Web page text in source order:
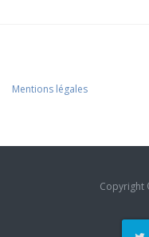
Mentions légales
Copyright